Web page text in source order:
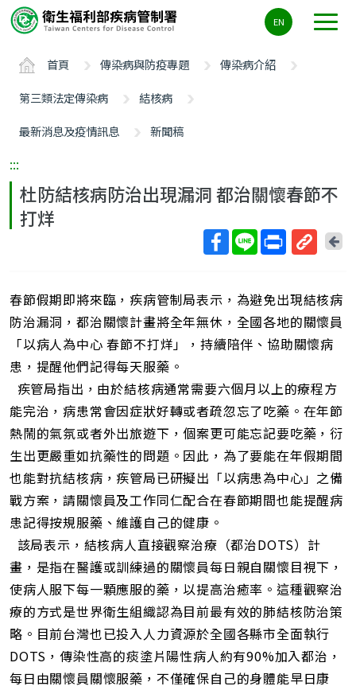
要
ALT+C
EN
首頁 傳染病與防疫專題
傳染病介紹
第三類法定傳染病
結核病
最新消息及疫情訊息
新聞稿
:::
杜防結核病防治出現漏洞 都治關懷春節不
打烊
短
網
址
回
頁
春節假期即將來臨，疾病管制局表示，為避免出現結核病
防治漏洞，都治關懷計畫將全年無休，全國各地的關懷員
「以病人為中心 春節不打烊」，持續陪伴、協助關懷病
患，提醒他們記得每天服藥。
疾管局指出，由於結核病通常需要六個月以上的療程方
能完治，病患常會因症狀好轉或者疏忽忘了吃藥。在年節
熱鬧的氣氛或者外出旅遊下，個案更可能忘記要吃藥，衍
生出更嚴重如抗藥性的問題。因此，為了要能在年假期間
也能對抗結核病，疾管局已研擬出「以病患為中心」之備
戰方案，請關懷員及工作同仁配合在春節期間也能提醒病
患記得按規服藥、維護自己的健康。
該局表示，結核病人直接觀察治療（都治DOTS）計
畫，是指在醫護或訓練過的關懷員每日親自關懷目視下，
使病人服下每一顆應服的藥，以提高治癒率。這種觀察治
療的方式是世界衛生組織認為目前最有效的肺結核防治策
略。目前台灣也已投入人力資源於全國各縣市全面執行
DOTS，傳染性高的痰塗片陽性病人約有90%加入都治，
每日由關懷員關懷服藥，不僅確保自己的身體能早日康